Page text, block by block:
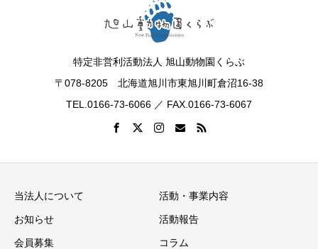
特定非営利活動法人 旭山動物園くらぶ
〒078-8205 北海道旭川市東旭川町倉沼16-38
TEL.0166-73-6066 ／ FAX.0166-73-6067
当法人について 活動・事業内容
お知らせ 活動報告
会員募集 コラム